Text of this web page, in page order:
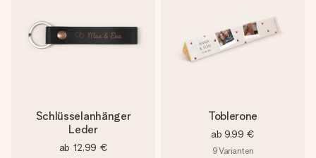
Schlüsselanhänger
Leder
ab 12,99 €
Toblerone
ab 9,99 €
9Varianten